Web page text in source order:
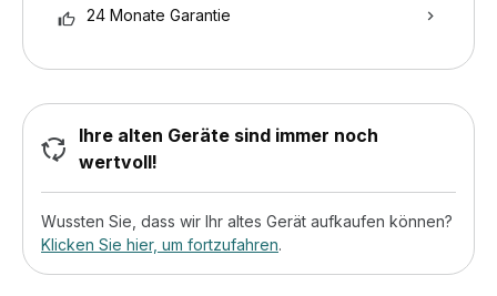
24 Monate Garantie
Ihre alten Geräte sind immer noch
wertvoll!
Wussten Sie, dass wir Ihr altes Gerät aufkaufen können?
Klicken Sie hier, um fortzufahren.